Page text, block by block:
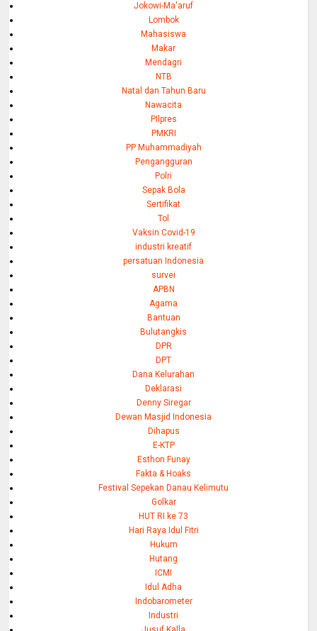
Jokowi-Ma'aruf
Lombok
Mahasiswa
Makar
Mendagri
NTB
Natal dan Tahun Baru
Nawacita
PIlpres
PMKRI
PP Muhammadiyah
Pengangguran
Polri
Sepak Bola
Sertifikat
Tol
Vaksin Covid-19
industri kreatif
persatuan Indonesia
survei
APBN
Agama
Bantuan
Bulutangkis
DPR
DPT
Dana Kelurahan
Deklarasi
Denny Siregar
Dewan Masjid Indonesia
Dihapus
E-KTP
Esthon Funay
Fakta & Hoaks
Festival Sepekan Danau Kelimutu
Golkar
HUT RI ke 73
Hari Raya Idul Fitri
Hukum
Hutang
ICMI
Idul Adha
Indobarometer
Industri